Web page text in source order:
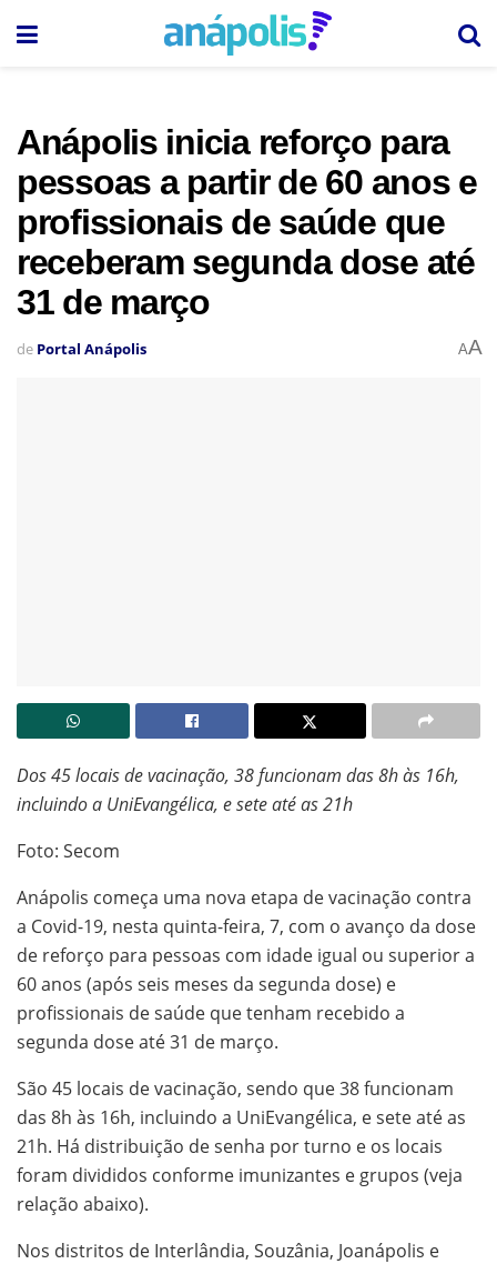
Anápolis inicia reforço para
pessoas a partir de 60 anos e
profissionais de saúde que
receberam segunda dose até
31 de março
de Portal Anápolis AA
Dos 45 locais de vacinação, 38 funcionam das 8h às 16h,
incluindo a UniEvangélica, e sete até as 21h
Foto: Secom
Anápolis começa uma nova etapa de vacinação contra
a Covid-19, nesta quinta-feira, 7, com o avanço da dose
de reforço para pessoas com idade igual ou superior a
60 anos (após seis meses da segunda dose) e
profissionais de saúde que tenham recebido a
segunda dose até 31 de março.
São 45 locais de vacinação, sendo que 38 funcionam
das 8h às 16h, incluindo a UniEvangélica, e sete até as
21h. Há distribuição de senha por turno e os locais
foram divididos conforme imunizantes e grupos (veja
relação abaixo).
Nos distritos de Interlândia, Souzânia, Joanápolis e